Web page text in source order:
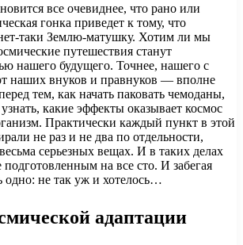
все очевиднее, что рано или
гонка приведет к тому, что
таки Землю-матушку. Хотим ли мы
путешествия станут
нашего будущего. Точнее, нашего с
наших внуков и правнуков — вполне
тем, как начать паковать чемоданы,
какие эффекты оказывает космос
Практически каждый пункт в этой
не раз и не два по отдельности,
серьезных вещах. И в таких делах
подготовленным на все сто. И забегая
одно: не так уж и хотелось…
адаптации